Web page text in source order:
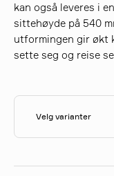
kan også leveres i
sittehøyde på 540
utformingen gir økt
sette seg og reise
Velg varianter